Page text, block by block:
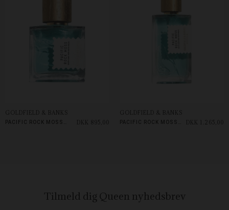
GOLDFIELD & BANKS
DKK 895,00
GOLDFIELD & BANKS
DKK 1.265,00
Tilmeld dig Queen nyhedsbrev